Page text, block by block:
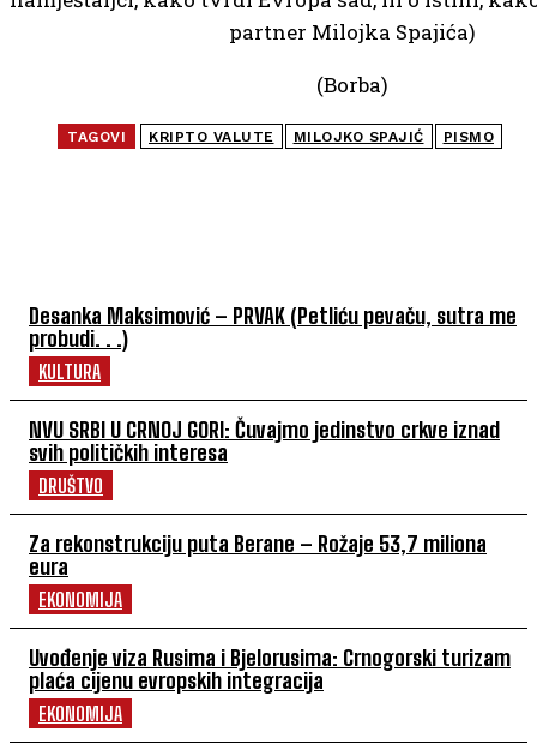
Desanka Maksimović – PRVAK (Petliću pevaču, sutra me
probudi. . .)
KULTURA
NVU SRBI U CRNOJ GORI: Čuvajmo jedinstvo crkve iznad
svih političkih interesa
DRUŠTVO
Za rekonstrukciju puta Berane – Rožaje 53,7 miliona
eura
EKONOMIJA
Uvođenje viza Rusima i Bjelorusima: Crnogorski turizam
plaća cijenu evropskih integracija
EKONOMIJA
partner Milojka Spajića)
(Borba)
TAGOVI KRIPTO VALUTE MILOJKO SPAJIĆ PISMO